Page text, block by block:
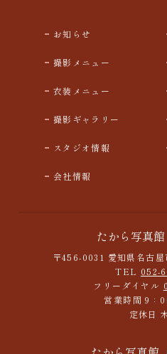
たから写真館
〒456-0031 愛知県名古
TEL 052-
フリーダイヤル
営業時間 9：
定休日
お知らせ
撮影メニュー
衣装メニュー
撮影ギャラリー
スタジオ情報
会社情報